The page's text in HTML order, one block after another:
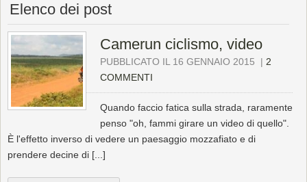
Elenco dei post
Camerun ciclismo, video
PUBBLICATO IL 16 GENNAIO 2015 | 2
COMMENTI
Quando faccio fatica sulla strada, raramente
penso "oh, fammi girare un video di quello".
È l'effetto inverso di vedere un paesaggio mozzafiato e di
prendere decine di [...]